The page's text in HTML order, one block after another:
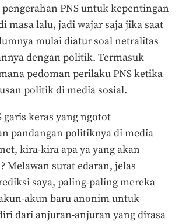
PNS untuk kepentingan
masa lalu, jadi wajar saja jika saat
mulai diatur soal netralitas
dengan politik. Termasuk
pedoman perilaku PNS ketika
politik di media sosial.
garis keras yang ngotot
pandangan politiknya di media
kira-kira apa ya yang akan
Melawan surat edaran, jelas
saya, paling-paling mereka
akun baru anonim untuk
dari anjuran-anjuran yang dirasa